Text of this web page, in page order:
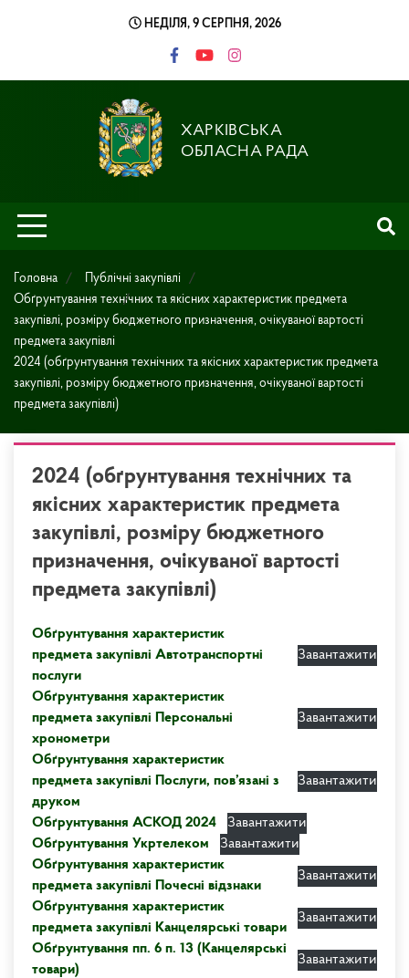
НЕДІЛЯ, 9 СЕРПНЯ, 2026
ХАРКІВСЬКА
ОБЛАСНА РАДА
Головна
Публічні закупівлі
Обґрунтування технічних та якісних характеристик предмета
закупівлі, розміру бюджетного призначення, очікуваної вартості
предмета закупівлі
2024 (обґрунтування технічних та якісних характеристик предмета
закупівлі, розміру бюджетного призначення, очікуваної вартості
предмета закупівлі)
2024 (обґрунтування технічних та
якісних характеристик предмета
закупівлі, розміру бюджетного
призначення, очікуваної вартості
предмета закупівлі)
Обґрунтування характеристик
предмета закупівлі Автотранспортні
послуги
Завантажити
Обґрунтування характеристик
предмета закупівлі Персональні
хронометри
Завантажити
Обґрунтування характеристик
предмета закупівлі Послуги, пов’язані з
друком
Завантажити
Обґрунтування АСКОД 2024
Завантажити
Обґрунтування Укртелеком
Завантажити
Обґрунтування характеристик
предмета закупівлі Почесні відзнаки
Завантажити
Обґрунтування характеристик
предмета закупівлі Канцелярські товари
Завантажити
Обґрунтування пп. 6 п. 13 (Канцелярські
товари)
Завантажити